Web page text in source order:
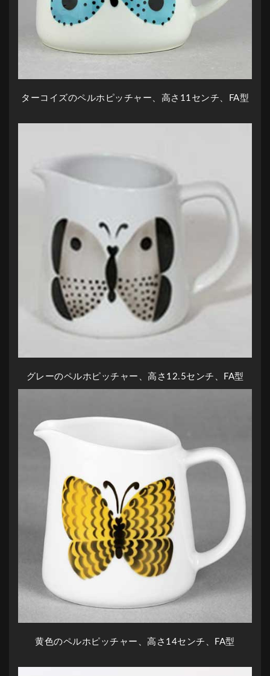
ターコイズのペルホピッチャー、高さ11センチ、FA型
グレーのペルホピッチャー、高さ12.5センチ、FA型
黄色のペルホピッチャー、高さ14センチ、FA型